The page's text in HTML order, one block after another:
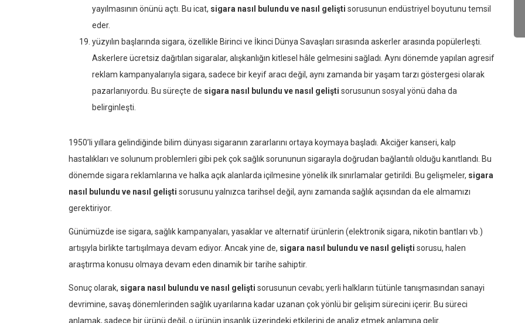
yayılmasının önünü açtı. Bu icat, sigara nasıl bulundu ve nasıl gelişti sorusunun endüstriyel boyutunu temsil
eder.
yüzyılın başlarında sigara, özellikle Birinci ve İkinci Dünya Savaşları sırasında askerler arasında popülerleşti.
Askerlere ücretsiz dağıtılan sigaralar, alışkanlığın kitlesel hâle gelmesini sağladı. Aynı dönemde yapılan agresif
reklam kampanyalarıyla sigara, sadece bir keyif aracı değil, aynı zamanda bir yaşam tarzı göstergesi olarak
pazarlanıyordu. Bu süreçte de sigara nasıl bulundu ve nasıl gelişti sorusunun sosyal yönü daha da
belirginleşti.
1950’li yıllara gelindiğinde bilim dünyası sigaranın zararlarını ortaya koymaya başladı. Akciğer kanseri, kalp
hastalıkları ve solunum problemleri gibi pek çok sağlık sorununun sigarayla doğrudan bağlantılı olduğu kanıtlandı. Bu
dönemde sigara reklamlarına ve halka açık alanlarda içilmesine yönelik ilk sınırlamalar getirildi. Bu gelişmeler, sigara
nasıl bulundu ve nasıl gelişti sorusunu yalnızca tarihsel değil, aynı zamanda sağlık açısından da ele almamızı
gerektiriyor.
Günümüzde ise sigara, sağlık kampanyaları, yasaklar ve alternatif ürünlerin (elektronik sigara, nikotin bantları vb.)
artışıyla birlikte tartışılmaya devam ediyor. Ancak yine de, sigara nasıl bulundu ve nasıl gelişti sorusu, halen
araştırma konusu olmaya devam eden dinamik bir tarihe sahiptir.
Sonuç olarak, sigara nasıl bulundu ve nasıl gelişti sorusunun cevabı; yerli halkların tütünle tanışmasından sanayi
devrimine, savaş dönemlerinden sağlık uyarılarına kadar uzanan çok yönlü bir gelişim sürecini içerir. Bu süreci
anlamak, sadece bir ürünü değil, o ürünün insanlık üzerindeki etkilerini de analiz etmek anlamına gelir.